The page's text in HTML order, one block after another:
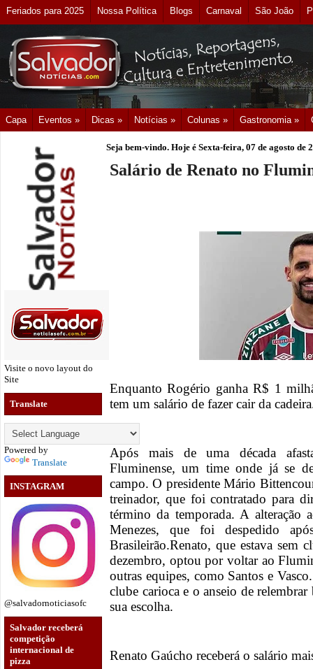
Feriados para 2025 Nossa Política Blogs Carnaval São João
Capa Eventos » Dicas » Notícias » Colunas » Gastronomia »
Visite o novo layout do
Site
Translate
Powered by
Translate
INSTAGRAM
@salvadornoticiasofc
Salvador receberá
competição
internacional de
pizza
Seja bem-vindo. Hoje é Sexta-feira, 07 de agosto de
Salário de Renato no
Enquanto Rogério ganha R$ 1
tem um salário de fazer cair da
Após mais de uma década
Fluminense, um time onde já se
campo. O presidente Mário
treinador, que foi contratado para
término da temporada. A alteração
Menezes, que foi despedido
Brasileirão.Renato, que estava sem
dezembro, optou por voltar ao
outras equipes, como Santos e
clube carioca e o anseio de
sua escolha.
Renato Gaúcho receberá o salário